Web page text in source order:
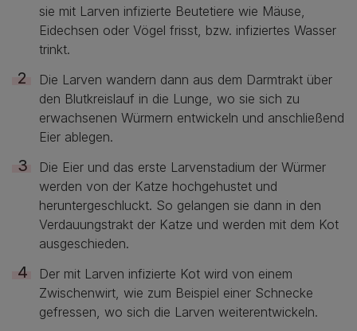
sie mit Larven infizierte Beutetiere wie Mäuse,
Eidechsen oder Vögel frisst, bzw. infiziertes Wasser
trinkt.
Die Larven wandern dann aus dem Darmtrakt über
den Blutkreislauf in die Lunge, wo sie sich zu
erwachsenen Würmern entwickeln und anschließend
Eier ablegen.
Die Eier und das erste Larvenstadium der Würmer
werden von der Katze hochgehustet und
heruntergeschluckt. So gelangen sie dann in den
Verdauungstrakt der Katze und werden mit dem Kot
ausgeschieden.
Der mit Larven infizierte Kot wird von einem
Zwischenwirt, wie zum Beispiel einer Schnecke
gefressen, wo sich die Larven weiterentwickeln.